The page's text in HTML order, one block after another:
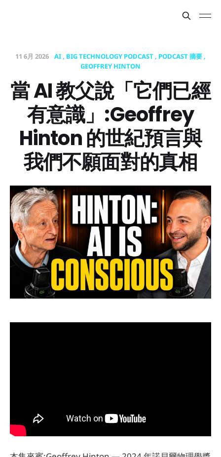
11 6月 2026 AI BIG TECHNOLOGY PODCAST
PODCAST 摘要
GEOFFREY HINTON
當 AI 教父說「它們已經
有意識」:Geoffrey
Hinton 的世紀預言與
我們不願面對的真相